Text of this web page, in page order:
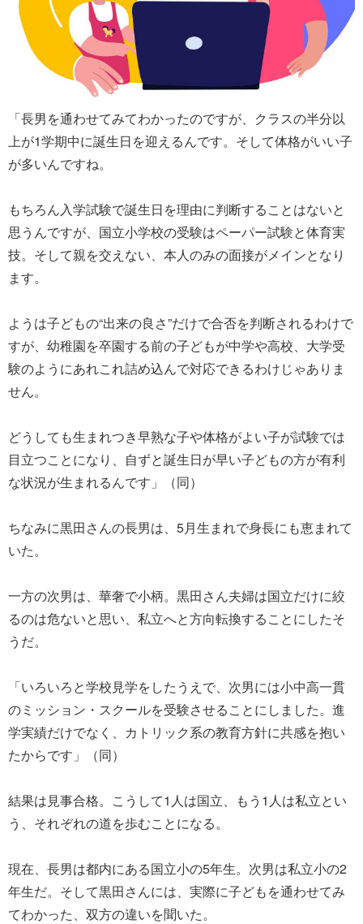
「長男を通わせてみてわかったのですが、クラスの半分以
上が1学期中に誕生日を迎えるんです。そして体格がいい子
が多いんですね。
もちろん入学試験で誕生日を理由に判断することはないと
思うんですが、国立小学校の受験はペーパー試験と体育実
技。そして親を交えない、本人のみの面接がメインとなり
ます。
ようは子どもの“出来の良さ”だけで合否を判断されるわけで
すが、幼稚園を卒園する前の子どもが中学や高校、大学受
験のようにあれこれ詰め込んで対応できるわけじゃありま
せん。
どうしても生まれつき早熟な子や体格がよい子が試験では
目立つことになり、自ずと誕生日が早い子どもの方が有利
な状況が生まれるんです」（同）
ちなみに黒田さんの長男は、5月生まれで身長にも恵まれて
いた。
一方の次男は、華奢で小柄。黒田さん夫婦は国立だけに絞
るのは危ないと思い、私立へと方向転換することにしたそ
うだ。
「いろいろと学校見学をしたうえで、次男には小中高一貫
のミッション・スクールを受験させることにしました。進
学実績だけでなく、カトリック系の教育方針に共感を抱い
たからです」（同）
結果は見事合格。こうして1人は国立、もう1人は私立とい
う、それぞれの道を歩むことになる。
現在、長男は都内にある国立小の5年生。次男は私立小の2
年生だ。そして黒田さんには、実際に子どもを通わせてみ
てわかった、双方の違いを聞いた。